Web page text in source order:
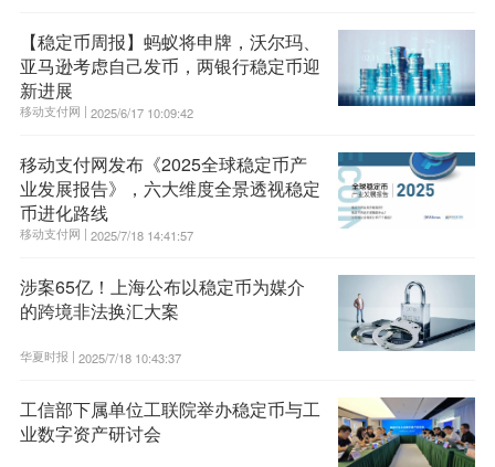
【稳定币周报】蚂蚁将申牌，沃尔玛、
亚马逊考虑自己发币，两银行稳定币迎
新进展
移动支付网 | 2025/6/17 10:09:42
移动支付网发布《2025全球稳定币产
业发展报告》，六大维度全景透视稳定
币进化路线
移动支付网 | 2025/7/18 14:41:57
涉案65亿！上海公布以稳定币为媒介
的跨境非法换汇大案
华夏时报 | 2025/7/18 10:43:37
工信部下属单位工联院举办稳定币与工
业数字资产研讨会